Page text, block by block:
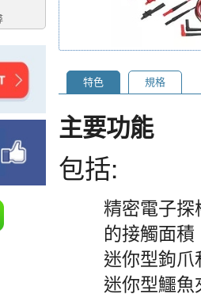
特色 規格
主要功能
包括:
精密電子
的接觸面積
迷你型鉤
迷你型鱷